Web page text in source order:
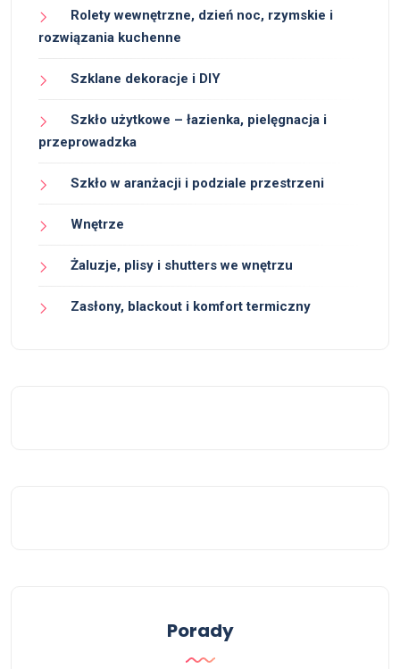
Rolety wewnętrzne, dzień noc, rzymskie i
rozwiązania kuchenne
Szklane dekoracje i DIY
Szkło użytkowe – łazienka, pielęgnacja i
przeprowadzka
Szkło w aranżacji i podziale przestrzeni
Wnętrze
Żaluzje, plisy i shutters we wnętrzu
Zasłony, blackout i komfort termiczny
Porady